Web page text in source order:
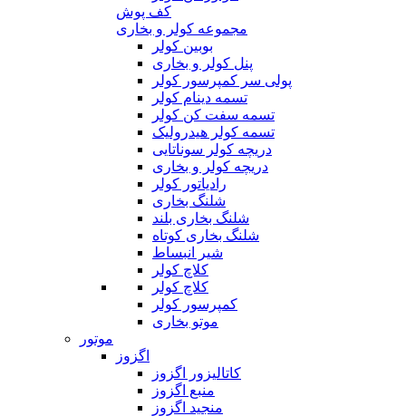
کف پوش
مجموعه کولر و بخاری
بوبین کولر
پنل کولر و بخاری
پولی سر کمپرسور کولر
تسمه دینام کولر
تسمه سفت کن کولر
تسمه کولر هیدرولیک
دریچه کولر سوناتایی
دریچه کولر و بخاری
رادیاتور کولر
شلنگ بخاری
شلنگ بخاری بلند
شلنگ بخاری کوتاه
شیر انبساط
کلاچ کولر
کلاچ کولر
کمپرسور کولر
موتو بخاری
موتور
اگزوز
کاتالیزور اگزوز
منبع اگزوز
منجید اگزوز